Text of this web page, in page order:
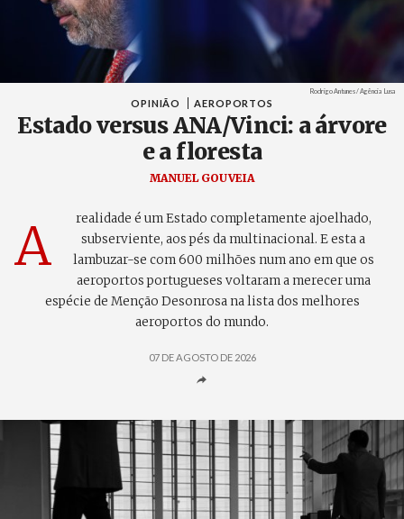
Créditos
Rodrigo Antunes / Agência Lusa
OPINIÃO AEROPORTOS
Estado versus ANA/Vinci: a árvore
e a floresta
MANUEL GOUVEIA
A
realidade é um Estado completamente ajoelhado,
subserviente, aos pés da multinacional. E esta a
lambuzar-se com 600 milhões num ano em que os
aeroportos portugueses voltaram a merecer uma
espécie de Menção Desonrosa na lista dos melhores
aeroportos do mundo.
07 DE AGOSTO DE 2026